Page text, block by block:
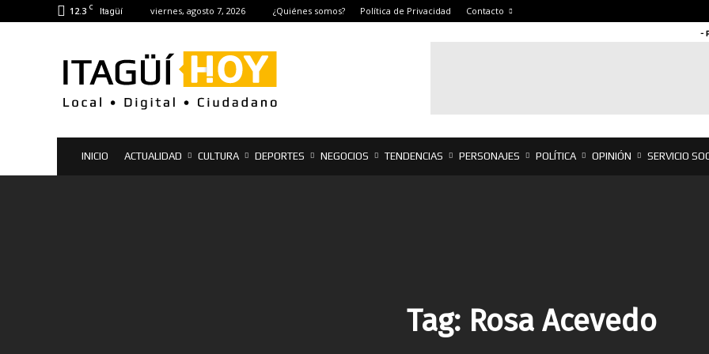
12.3 C Itagüí viernes, agosto 7, 2026 ¿Quiénes somos? Política de Privacidad Contacto
Hoy
|
Noticias
Itagüí
-
INICIO ACTUALIDAD CULTURA DEPORTES NEGOCIOS TENDENCIAS PERSONAJES POLÍTICA OPINIÓN SERVICIO
Tag: Rosa Acevedo